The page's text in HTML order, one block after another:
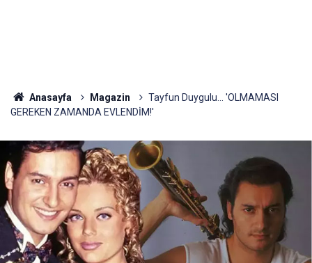
Anasayfa Magazin
Tayfun Duygulu... 'OLMAMASI
GEREKEN ZAMANDA EVLENDİM!'